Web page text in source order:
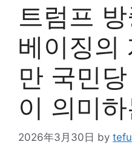
트럼프
베이징의
만 국민
이 의미
2026年3月30日 by